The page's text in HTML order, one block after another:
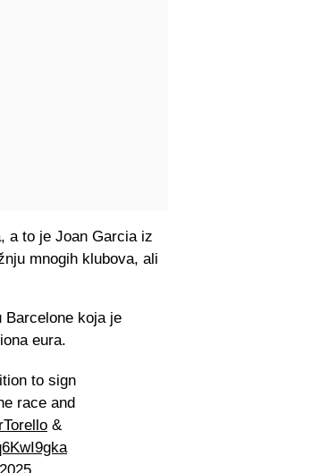
a to je Joan Garcia iz
mnogih klubova, ali
Barcelone koja je
eura.
to sign
race and
&